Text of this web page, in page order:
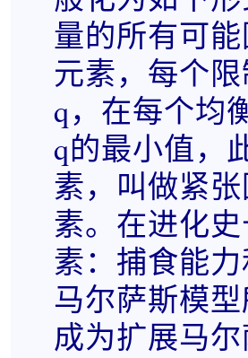
量的所有可
元素，每个
q，在每个均
q的最小值，
素，叫做紧
素。在进化
素：捕食能
马尔萨斯模
成为扩展马尔